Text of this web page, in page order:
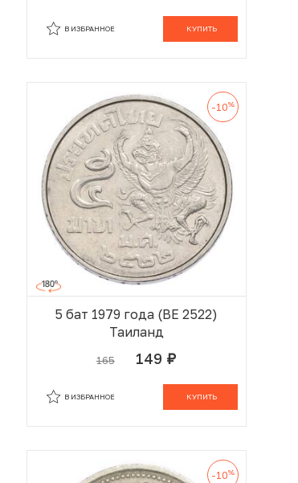
КУПИТЬ
В ИЗБРАННОЕ
-10%
5 бат 1979 года (BE 2522)
Таиланд
165 149 руб.
КУПИТЬ
В ИЗБРАННОЕ
-10%